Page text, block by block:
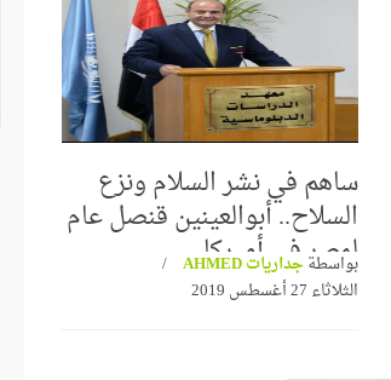
ساهم في نشر السلام ونزع
السلاح.. أبوالعينين قنصل عام
لمصر في أميركا
بواسطةجداريات AHMED
الثلاثاء 27 أغسطس 2019
جداريات ينظم ندوة لمناقشة كتاب
"حوار جديد مع الفكر الإلحادي"